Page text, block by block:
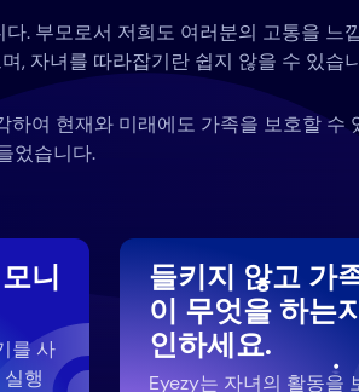
. 부모로서 저희도 여러분의 고통을 느
, 자녀를 따라잡기란 쉽지 않을 수 있습
하여 현재와 미래에도 가족을 보호할 수
었습니다.
니
를 사
행
들키지 않고 가
이 무엇을 하는
인하세요.
Eyezy는 자녀의 활동을